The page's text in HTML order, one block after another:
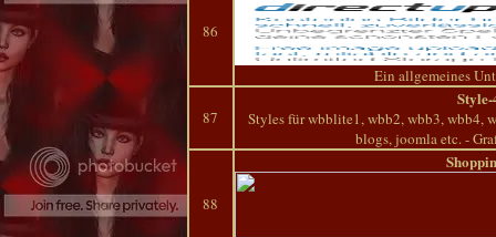
86
Ein allgemeines
87
Style-
Styles für wbblite1, wbb2, wbb3, wbb4,
blogs, joomla etc. -
88